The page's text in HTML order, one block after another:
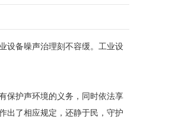
设备噪声治理刻不容缓。工业设
保护声环境的义务，同时依法享
出了相应规定，还静于民，守护